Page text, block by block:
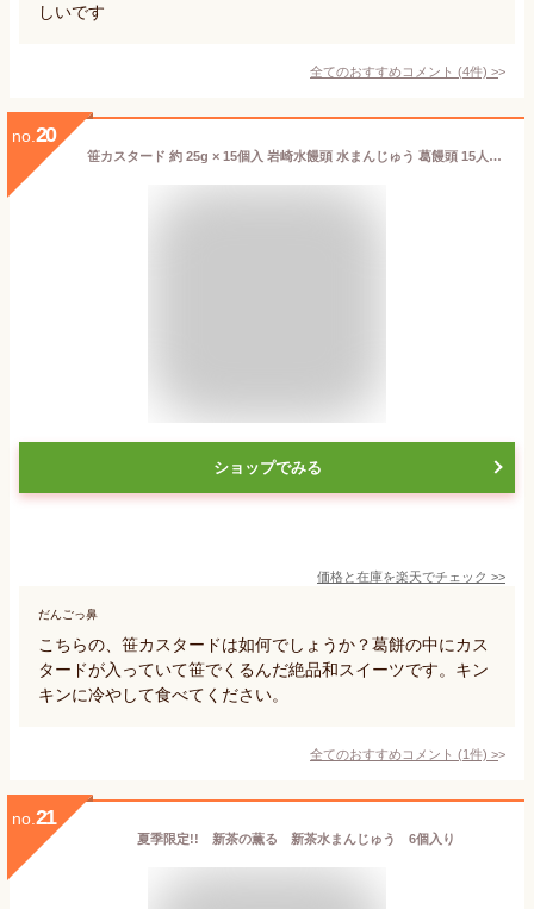
しいです
全てのおすすめコメント (4件) >
no. 20
笹カスタード 約 25g × 15個入 岩崎水饅頭 水まんじゅう 葛饅頭 15人前 15人分 スイーツ デザート おやつ 和菓子 洋菓子 和風 家庭用 業務用 [店舗にもお勧め] [食卓にもお勧め] [冷凍食品] お返し
ショップでみる
価格と在庫を楽天でチェック >>
だんごっ鼻
こちらの、笹カスタードは如何でしょうか？葛餅の中にカス
タードが入っていて笹でくるんだ絶品和スイーツです。キン
キンに冷やして食べてください。
全てのおすすめコメント (1件) >
no. 21
夏季限定!! 新茶の薫る 新茶水まんじゅう 6個入り